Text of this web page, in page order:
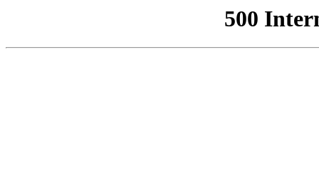
500